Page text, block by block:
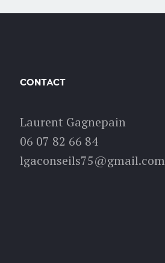
CONTACT
Laurent Gagnepain
06 07 82 66 84
lgaconseils75@gmail.com